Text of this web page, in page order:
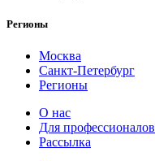
Регионы
Москва
Санкт-Петербург
Регионы
О нас
Для профессионалов
Рассылка